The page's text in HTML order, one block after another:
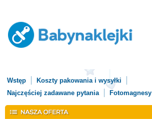
Wstęp
Koszty pakowania i wysyłki
Najczęściej zadawane pytania
Fotomagnesy